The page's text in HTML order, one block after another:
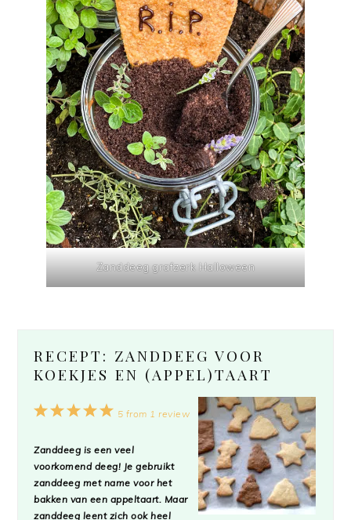
Zanddeeg grafzerk Halloween
RECEPT: ZANDDEEG VOOR
KOEKJES EN (APPEL)TAART
5
4
3
2
1
5 from 1 review
Zanddeeg is een veel
voorkomend deeg! Je gebruikt
zanddeeg met name voor het
bakken van een appeltaart. Maar
zanddeeg leent zich ook heel